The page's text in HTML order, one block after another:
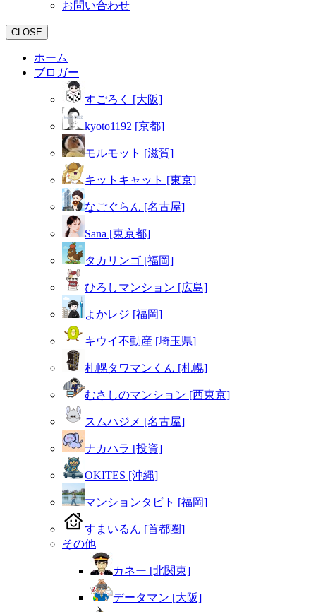
お問い合わせ
CLOSE
ホーム
ブロガー
すごろく [大阪]
kyoto1192 [京都]
モルモット [滋賀]
キットキャット [東京]
なごぐらん [名古屋]
Sana [東京都]
タカリンゴ [福岡]
ひろしマンション [広島]
よかレジ [福岡]
キウイ不動産 [埼玉県]
札幌タワマンくん [札幌]
むさしのマンション [西東京]
スムハジメ [名古屋]
ナカハラ [投資]
OKITES [沖縄]
マンションタビト [福岡]
すまいるん [首都圏]
その他
カネー [北関東]
データマン [大阪]